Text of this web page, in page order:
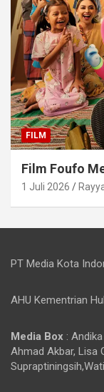
FILM
Film Foufo
1 Juli 2026
PT Media Kota
AHU Kementrian
Media Box :
Ahmad Akbar, Lisa